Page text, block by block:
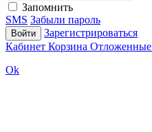
Запомнить
SMS Забыли пароль
Войти
Зарегистрироваться
Кабинет Корзина Отложенные
Ok